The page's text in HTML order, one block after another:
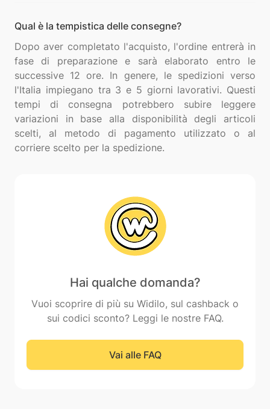
Qual è la tempistica delle consegne?
Dopo aver completato l'acquisto, l'ordine entrerà in
fase di preparazione e sarà elaborato entro le
successive 12 ore. In genere, le spedizioni verso
l'Italia impiegano tra 3 e 5 giorni lavorativi. Questi
tempi di consegna potrebbero subire leggere
variazioni in base alla disponibilità degli articoli
scelti, al metodo di pagamento utilizzato o al
Hai qualche domanda?
Vuoi scoprire di più su Widilo, sul cashback o
sui codici sconto? Leggi le nostre FAQ.
Vai alle FAQ